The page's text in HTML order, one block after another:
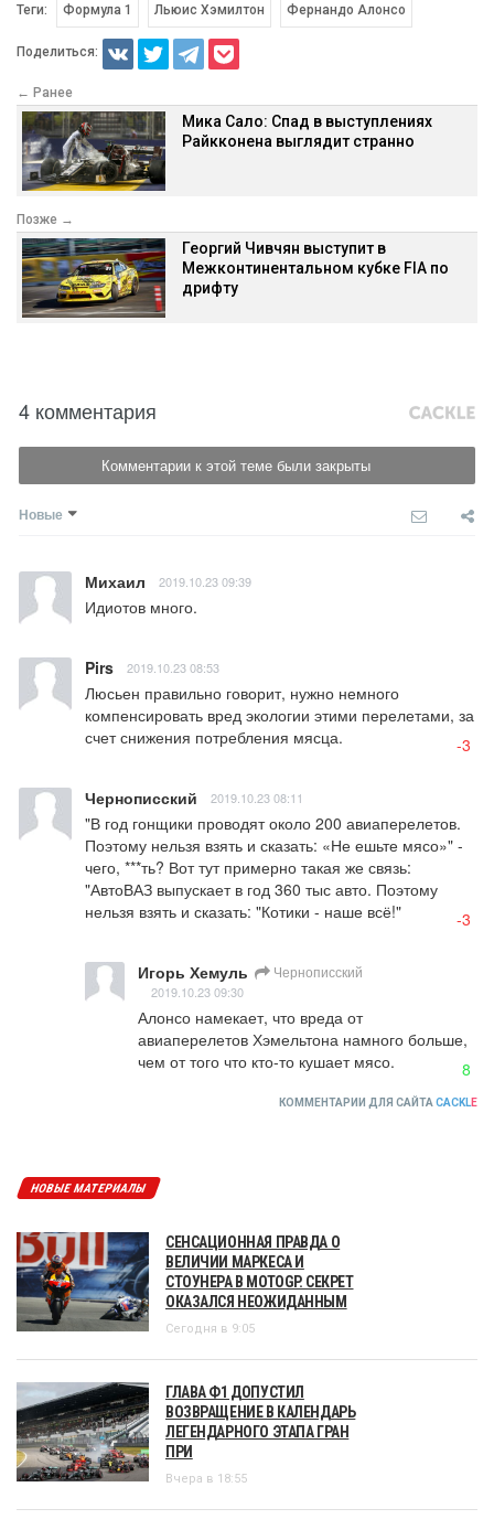
Теги: Формула 1 Льюис Хэмилтон Фернандо Алонсо
Поделиться:
← Ранее
Мика Сало: Спад в выступлениях
Райкконена выглядит странно
Позже →
Георгий Чивчян выступит в
Межконтинентальном кубке FIA по
дрифту
4 комментария
Комментарии к этой теме были закрыты
Новые
Михаил 2019.10.23 09:39
Идиотов много.
Pirs 2019.10.23 08:53
Люсьен правильно говорит, нужно немного
компенсировать вред экологии этими перелетами, за
счет снижения потребления мясца.
-3
Чернописский 2019.10.23 08:11
"В год гонщики проводят около 200 авиаперелетов.
Поэтому нельзя взять и сказать: «Не ешьте мясо»" -
чего, ***ть? Вот тут примерно такая же связь:
"АвтоВАЗ выпускает в год 360 тыс авто. Поэтому
нельзя взять и сказать: "Котики - наше всё!"
-3
Игорь Хемуль Чернописский
2019.10.23 09:30
Алонсо намекает, что вреда от
авиаперелетов Хэмельтона намного больше,
чем от того что кто-то кушает мясо.
8
КОММЕНТАРИИ ДЛЯ САЙТА CACKLE
НОВЫЕ МАТЕРИАЛЫ
СЕНСАЦИОННАЯ ПРАВДА О
ВЕЛИЧИИ МАРКЕСА И
СТОУНЕРА В MOTOGP. СЕКРЕТ
ОКАЗАЛСЯ НЕОЖИДАННЫМ
Сегодня в 9:05
ГЛАВА Ф1 ДОПУСТИЛ
ВОЗВРАЩЕНИЕ В КАЛЕНДАРЬ
ЛЕГЕНДАРНОГО ЭТАПА ГРАН
ПРИ
Вчера в 18:55